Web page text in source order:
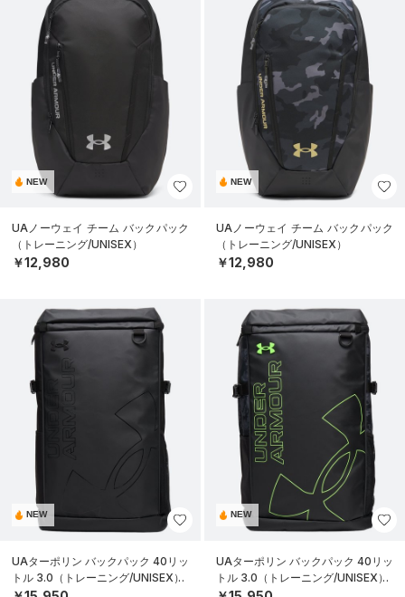
NEW
UAノーウェイ チーム バックパック
（トレーニング/UNISEX）
￥12,980
NEW
UAノーウェイ チーム バックパック
（トレーニング/UNISEX）
￥12,980
NEW
UAターポリン バックパック 40リッ
トル 3.0（トレーニング/UNISEX）
NEW
UAターポリン バックパック 40リッ
トル 3.0（トレーニング/UNISEX）